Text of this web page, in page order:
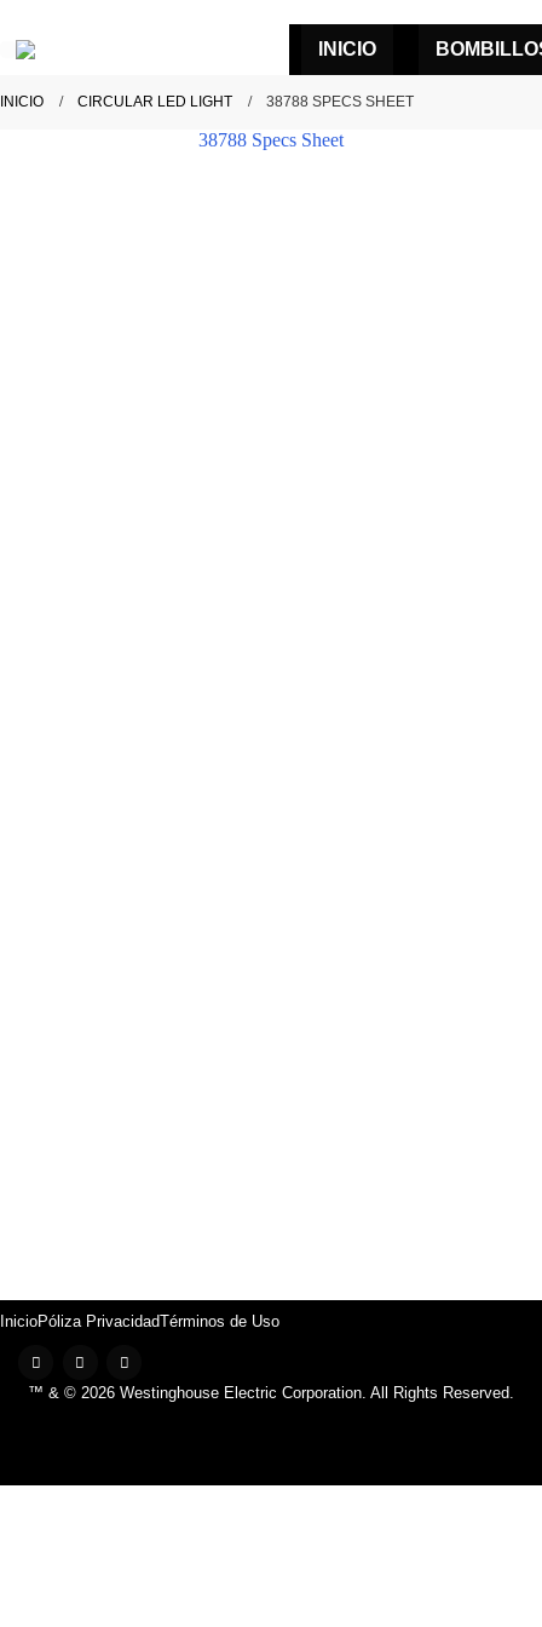
INICIO
INICIO CIRCULAR LED LIGHT 38788 SPECS SHEET
38788 Specs Sheet
InicioPóliza PrivacidadTérminos de Uso
™ & © 2026 Westinghouse Electric Corporation. All Rights Reserved.